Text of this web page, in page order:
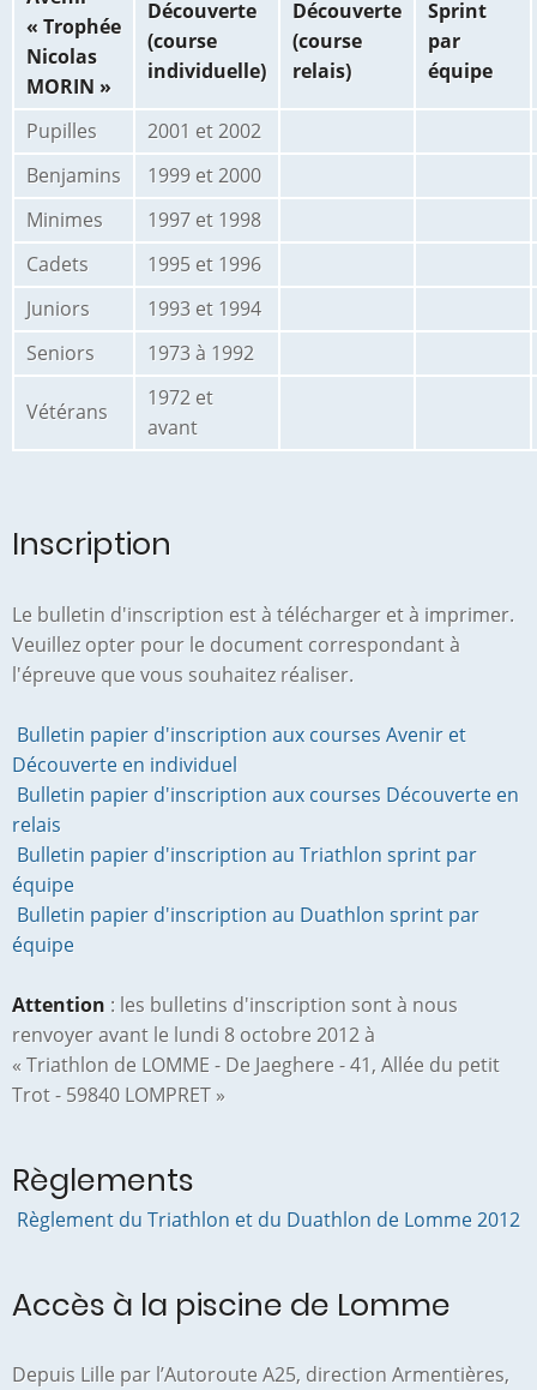
« Trophée
Nicolas
MORIN »
Découverte
(course
individuelle)
Découverte
(course
relais)
Sprint
par
équipe
Pupilles
2001 et 2002
Benjamins
1999 et 2000
Minimes
1997 et 1998
Cadets
1995 et 1996
Juniors
1993 et 1994
Seniors
1973 à 1992
Vétérans
1972 et
avant
Inscription
Le bulletin d'inscription est à télécharger et à imprimer.
Veuillez opter pour le document correspondant à
l'épreuve que vous souhaitez réaliser.
Bulletin papier d'inscription aux courses Avenir et
Découverte en individuel
Bulletin papier d'inscription aux courses Découverte en
relais
Bulletin papier d'inscription au Triathlon sprint par
équipe
Bulletin papier d'inscription au Duathlon sprint par
équipe
Attention : les bulletins d'inscription sont à nous
renvoyeravant le lundi 8 octobre 2012à
« Triathlon de LOMME - De Jaeghere - 41, Allée du petit
Trot - 59840 LOMPRET »
Règlements
Règlement du Triathlon et du Duathlon de Lomme 2012
Accès à la piscine de Lomme
Depuis Lille par l’Autoroute A25, direction Armentières,